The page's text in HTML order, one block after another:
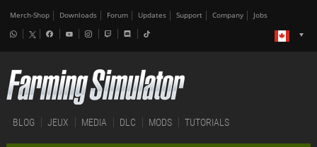
Merch-Shop Downloads Forum Updates Support Company Jobs
BLOG JEUX MEDIA DLC MODS TUTORIALS